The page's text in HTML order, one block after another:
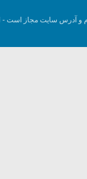
و آدرس سایت مجاز است -